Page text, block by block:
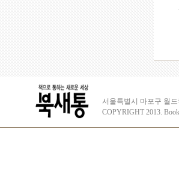
서울특별시 마포구 월
COPYRIGHT 2013.